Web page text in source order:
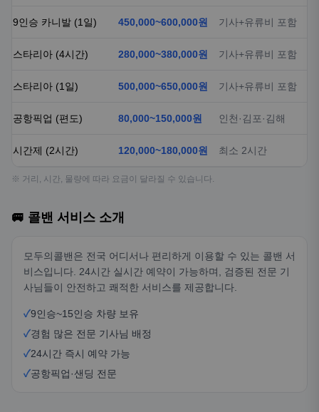
9인승 카니발 (1일) 450,000~600,000원 기사+유류비 포함
스타리아 (4시간) 280,000~380,000원 기사+유류비 포함
스타리아 (1일) 500,000~650,000원 기사+유류비 포함
공항픽업 (편도) 80,000~150,000원 인천·김포·김해
시간제 (2시간) 120,000~180,000원 최소 2시간
※ 거리, 시간, 물량에 따라 요금이 달라질 수 있습니다.
🚐 콜밴 서비스 소개
모두의콜밴은 전국 어디서나 편리하게 이용할 수 있는 콜밴 서
비스입니다. 24시간 실시간 예약이 가능하며, 검증된 전문 기
사님들이 안전하고 쾌적한 서비스를 제공합니다.
✓9인승~15인승 차량 보유
✓경험 많은 전문 기사님 배정
✓24시간 즉시 예약 가능
✓공항픽업·샌딩 전문